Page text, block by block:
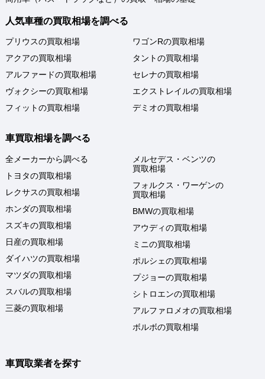
人気車種の買取相場を調べる
プリウスの買取相場
アクアの買取相場
アルファードの買取相場
ヴォクシーの買取相場
フィットの買取相場
ワゴンRの買取相場
タントの買取相場
セレナの買取相場
エクストレイルの買取相場
デミオの買取相場
車買取相場を調べる
全メーカーから調べる
トヨタの買取相場
レクサスの買取相場
ホンダの買取相場
スズキの買取相場
日産の買取相場
ダイハツの買取相場
マツダの買取相場
スバルの買取相場
三菱の買取相場
メルセデス・ベンツの
買取相場
フォルクス・ワーゲンの
買取相場
BMWの買取相場
アウディの買取相場
ミニの買取相場
ポルシェの買取相場
プジョーの買取相場
シトロエンの買取相場
アルファロメオの買取相場
ボルボの買取相場
車買取業者を探す